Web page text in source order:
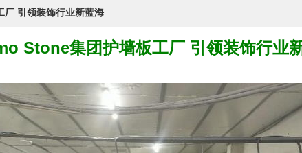
引领装饰行业新蓝海
Stone集团护墙板工厂 引领装饰行业